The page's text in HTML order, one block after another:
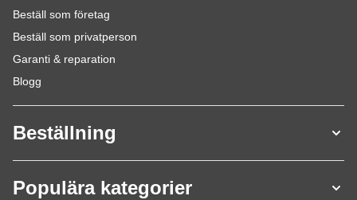
Beställ som företag
Beställ som privatperson
Garanti & reparation
Blogg
Beställning
Populära kategorier